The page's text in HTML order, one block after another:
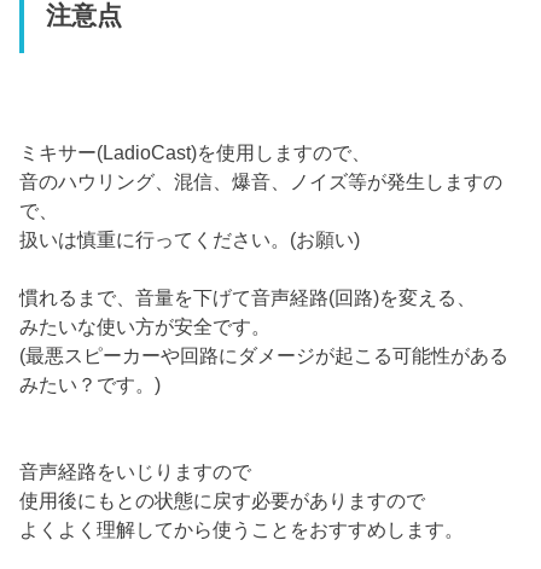
注意点
ミキサー(LadioCast)を使用しますので、
音のハウリング、混信、爆音、ノイズ等が発生しますの
で、
扱いは慎重に行ってください。(お願い)
慣れるまで、音量を下げて音声経路(回路)を変える、
みたいな使い方が安全です。
(最悪スピーカーや回路にダメージが起こる可能性がある
みたい？です。)
音声経路をいじりますので
使用後にもとの状態に戻す必要がありますので
よくよく理解してから使うことをおすすめします。